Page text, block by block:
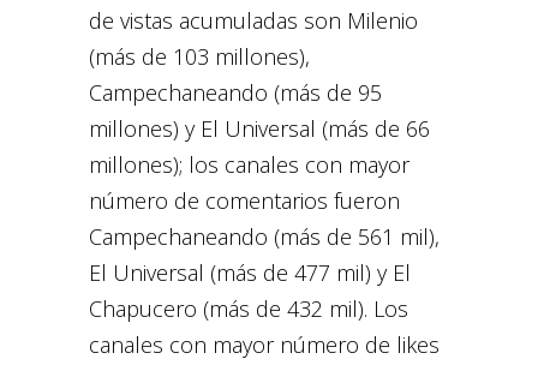
de vistas acumuladas son Milenio
(más de 103 millones),
Campechaneando (más de 95
millones) y El Universal (más de 66
millones); los canales con mayor
número de comentarios fueron
Campechaneando (más de 561 mil),
El Universal (más de 477 mil) y El
Chapucero (más de 432 mil). Los
canales con mayor número de likes